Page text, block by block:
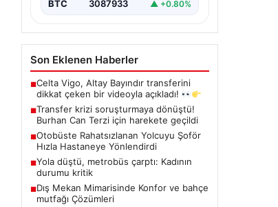
BTC 3087933 ▲ +0.80%
Son Eklenen Haberler
■Celta Vigo, Altay Bayındır transferini
dikkat çeken bir videoyla açıkladı!
■Transfer krizi soruşturmaya dönüştü!
Burhan Can Terzi için harekete geçildi
■Otobüste Rahatsızlanan Yolcuyu Şoför
Hızla Hastaneye Yönlendirdi
■Yola düştü, metrobüs çarptı: Kadının
durumu kritik
■Dış Mekan Mimarisinde Konfor ve bahçe
mutfağı Çözümleri